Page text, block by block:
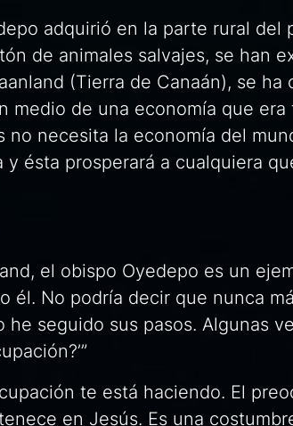
adquirió en la parte rural del
de animales salvajes, se han
(Tierra de Canaán), se
medio de una economía que
necesita la economía del
ésta prosperará a cualquiera
el obispo Oyedepo es un
él. No podría decir que nunca
seguido sus pasos. Algunas
te está haciendo. El
en Jesús. Es una